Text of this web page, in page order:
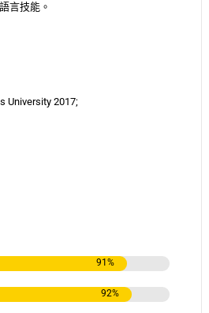
言技能。
University 2017;
91%
92%